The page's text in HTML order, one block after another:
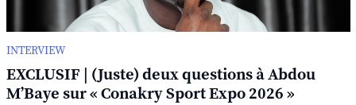
INTERVIEW
EXCLUSIF | (Juste) deux questions à Abdou
M’Baye sur « Conakry Sport Expo 2026 »